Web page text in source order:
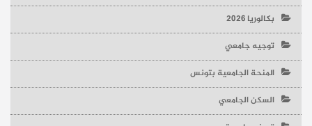
بكالوريا 2026
توجيه جامعي
المنحة الجامعية بتونس
السكن الجامعي